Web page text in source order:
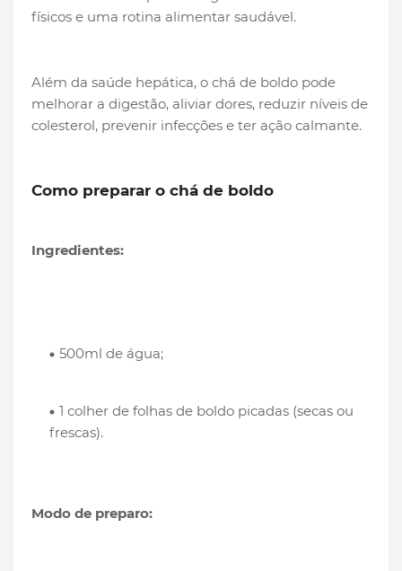
físicos e uma rotina alimentar saudável.
Além da saúde hepática, o chá de boldo pode
melhorar a digestão, aliviar dores, reduzir níveis de
colesterol, prevenir infecções e ter ação calmante.
Como preparar o chá de boldo
Ingredientes:
500ml de água;
1 colher de folhas de boldo picadas (secas ou
frescas).
Modo de preparo: